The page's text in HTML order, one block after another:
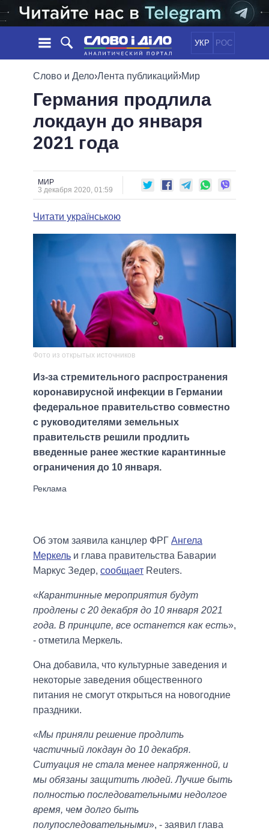
УКР РОС
НОВОСТИ
ЛЕНТА
СОБЫТИЯ
СТАТЬИ
ОБЗОРЫ
ДАЙДЖЕСТЫ
ПОЛИТИКА
ЭКОНОМИКА
ОБЕЩАНИЯ
ПОЛИТИКИ
ВСЕ ПОЛИТИКИ
ПРЕЗИДЕНТ И ОФИС
ВЕРХОВНАЯ РАДА
ИНФОГРАФИКА
ВИДЕО
СРАВНЕНИЕ ПОЛИТИКОВ
Слово и Дело›Лента публикаций›Мир
Германия продлила
локдаун до января
2021 года
МИР
3 декабря 2020, 01:59
Читати українською
Фото из открытых источников
Из-за стремительного распространения
коронавирусной инфекции в Германии
федеральное правительство совместно
с руководителями земельных
правительств решили продлить
введенные ранее жесткие карантинные
ограничения до 10 января.
Об этом заявила канцлер ФРГ Ангела
Меркель и глава правительства Баварии
Маркус Зедер, сообщает Reuters.
«Карантинные мероприятия будут
продлены с 20 декабря до 10 января 2021
года. В принципе, все останется как есть»,
- отметила Меркель.
Она добавила, что культурные заведения и
некоторые заведения общественного
питания не смогут открыться на новогодние
праздники.
«Мы приняли решение продлить
частичный локдаун до 10 декабря.
Ситуация не стала менее напряженной, и
мы обязаны защитить людей. Лучше быть
полностью последовательными недолгое
время, чем долго быть
полупоследовательными», - заявил глава